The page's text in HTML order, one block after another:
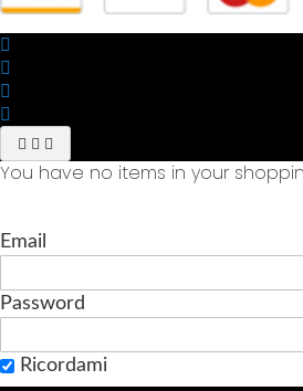
You have no items in your
Email
Password
Ricordami